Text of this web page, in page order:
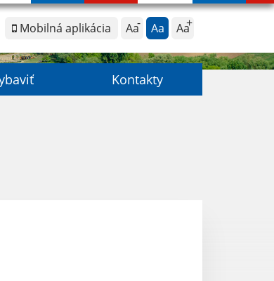
Mobilná aplikácia Aa Aa Aa
Kontakty